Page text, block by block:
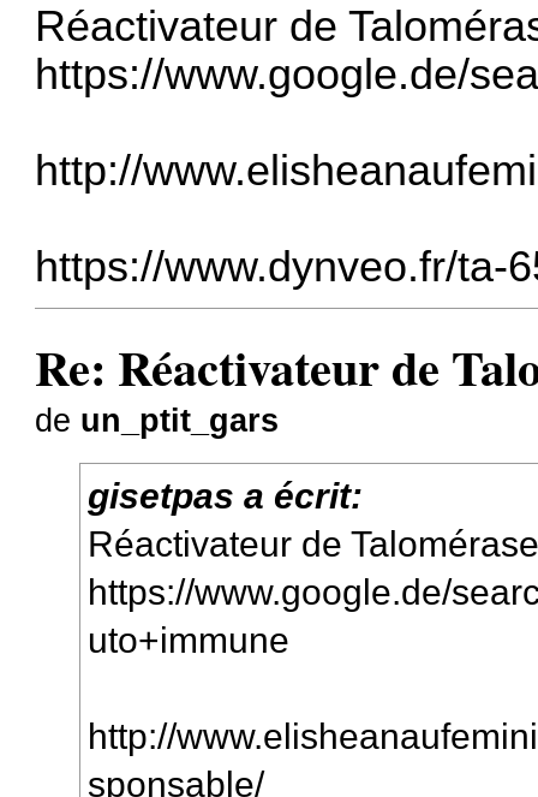
Réactivateur de
https://www.google.de/
http://
https://www.dynveo.fr/ta-
Re: Réactivateur de
de un_ptit_gars
gisetpas a écrit:
Réactivateur de
https://www.google.de/
uto+immune
http://
sponsable/